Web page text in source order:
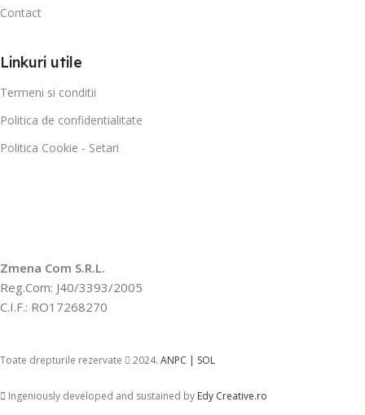
Contact
Linkuri utile
Termeni si conditii
Politica de confidentialitate
Politica Cookie - Setari
Zmena Com S.R.L.
Reg.Com: J40/3393/2005
C.I.F.: RO17268270
Toate drepturile rezervate 2024. ANPC | SOL
Ingeniously developed and sustained by Edy Creative.ro